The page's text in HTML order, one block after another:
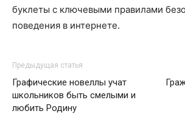
буклеты с ключевыми правилами
поведения в интернете.
Предыдущая статья
Графические новеллы учат
школьников быть смелыми и
любить Родину